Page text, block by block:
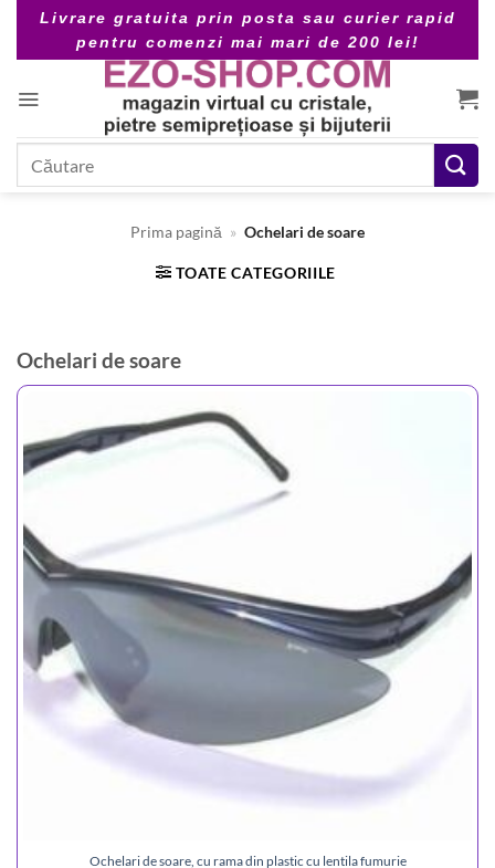
content
Livrare gratuita prin posta sau curier rapid
pentru comenzi mai mari de 200 lei!
Prima pagină » Ochelari de soare
TOATE CATEGORIILE
Ochelari de soare
Ochelari de soare, cu rama din plastic cu lentila fumurie